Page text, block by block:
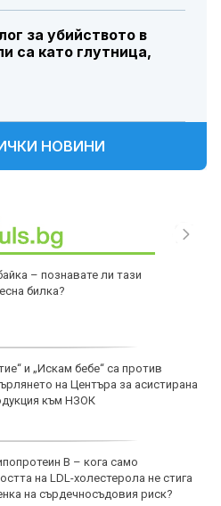
за убийството в
са като глутница,
НОВИНИ
– познавате ли тази
билка?
и „Искам бебе“ са против
на Центъра за асистирана
към НЗОК
B – кога само
на LDL-холестерола не стига
на сърдечносъдовия риск?